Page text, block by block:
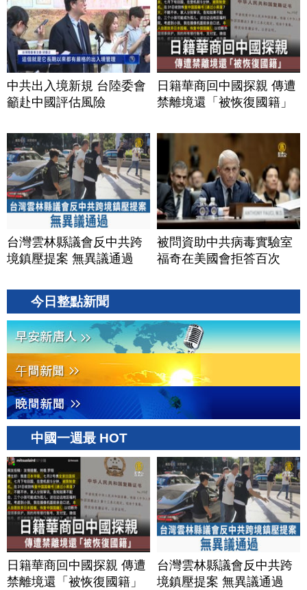
中共出入境新規 台陸委會
籲赴中國評估風險
日籍華商回中國探親 傳遭
禁離境還「被恢復國籍」
台灣雲林縣議會反中共跨
境鎮壓提案 無異議通過
被問資助中共病毒實驗室
福奇在美國會拒答百次
今日整點新聞
中國一週最 HOT
日籍華商回中國探親 傳遭
禁離境還「被恢復國籍」
台灣雲林縣議會反中共跨
境鎮壓提案 無異議通過